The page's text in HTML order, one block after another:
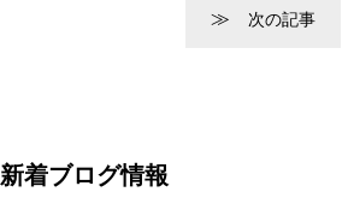
次の記事
新着ブログ情報